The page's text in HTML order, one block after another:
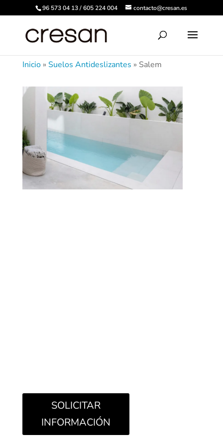
96 573 04 13 / 605 224 004 contacto@cresan.es
Inicio» Suelos Antideslizantes » Salem
SOLICITAR
INFORMACIÓN